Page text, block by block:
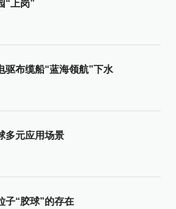
“上岗”
驱布缆船“蓝海领航”下水
多元应用场景
子“胶球”的存在